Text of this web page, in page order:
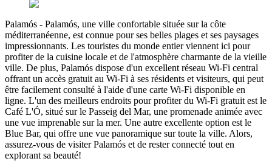
Palamós - Palamós, une ville confortable située sur la côte
méditerranéenne, est connue pour ses belles plages et ses paysages
impressionnants. Les touristes du monde entier viennent ici pour
profiter de la cuisine locale et de l'atmosphère charmante de la vieille
ville. De plus, Palamós dispose d'un excellent réseau Wi-Fi central
offrant un accès gratuit au Wi-Fi à ses résidents et visiteurs, qui peut
être facilement consulté à l'aide d'une carte Wi-Fi disponible en
ligne. L'un des meilleurs endroits pour profiter du Wi-Fi gratuit est le
Café L'Ó, situé sur le Passeig del Mar, une promenade animée avec
une vue imprenable sur la mer. Une autre excellente option est le
Blue Bar, qui offre une vue panoramique sur toute la ville. Alors,
assurez-vous de visiter Palamós et de rester connecté tout en
explorant sa beauté!